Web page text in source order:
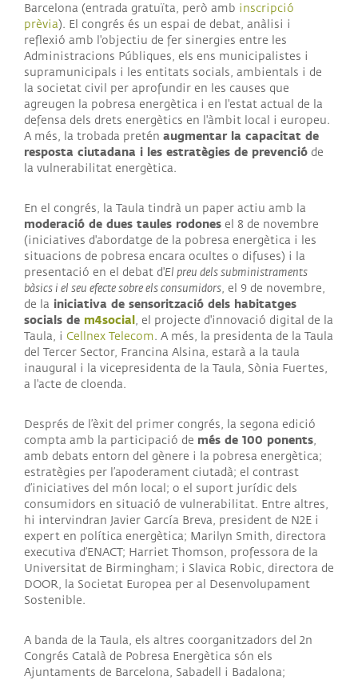
Barcelona (entrada gratuïta, però amb inscripció
prèvia). El congrés és un espai de debat, anàlisi i
reflexió amb l'objectiu de fer sinergies entre les
Administracions Públiques, els ens municipalistes i
supramunicipals i les entitats socials, ambientals i de
la societat civil per aprofundir en les causes que
agreugen la pobresa energètica i en l'estat actual de la
defensa dels drets energètics en l'àmbit local i europeu.
A més, la trobada pretén augmentar la capacitat de
resposta ciutadana i les estratègies de prevenció de
la vulnerabilitat energètica.
En el congrés, la Taula tindrà un paper actiu amb la
moderació de dues taules rodones el 8 de novembre
(iniciatives d'abordatge de la pobresa energètica i les
situacions de pobresa encara ocultes o difuses) i la
presentació en el debat d'El preu dels subministraments
bàsics i el seu efecte sobre els consumidors, el 9 de novembre,
de la iniciativa de sensorització dels habitatges
socials de m4social , el projecte d'innovació digital de la
Taula, i Cellnex Telecom. A més, la presidenta de la Taula
del Tercer Sector, Francina Alsina, estarà a la taula
inaugural i la vicepresidenta de la Taula, Sònia Fuertes,
a l'acte de cloenda.
Després de l’èxit del primer congrés, la segona edició
compta amb la participació de més de 100 ponents,
amb debats entorn del gènere i la pobresa energètica;
estratègies per l’apoderament ciutadà; el contrast
d’iniciatives del món local; o el suport jurídic dels
consumidors en situació de vulnerabilitat. Entre altres,
hi intervindran Javier García Breva, president de N2E i
expert en política energètica; Marilyn Smith, directora
executiva d’ENACT; Harriet Thomson, professora de la
Universitat de Birmingham; i Slavica Robic, directora de
DOOR, la Societat Europea per al Desenvolupament
Sostenible.
A banda de la Taula, els altres coorganitzadors del 2n
Congrés Català de Pobresa Energètica són els
Ajuntaments de Barcelona, Sabadell i Badalona;